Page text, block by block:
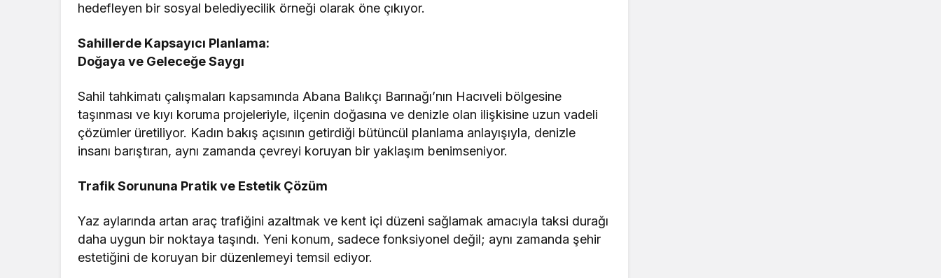
hedefleyen bir sosyal belediyecilik örneği olarak öne çıkıyor.
Sahillerde Kapsayıcı Planlama:
Doğaya ve Geleceğe Saygı
Sahil tahkimatı çalışmaları kapsamında Abana Balıkçı Barınağı’nın Hacıveli bölgesine
taşınması ve kıyı koruma projeleriyle, ilçenin doğasına ve denizle olan ilişkisine uzun vadeli
çözümler üretiliyor. Kadın bakış açısının getirdiği bütüncül planlama anlayışıyla, denizle
insanı barıştıran, aynı zamanda çevreyi koruyan bir yaklaşım benimseniyor.
Trafik Sorununa Pratik ve Estetik Çözüm
Yaz aylarında artan araç trafiğini azaltmak ve kent içi düzeni sağlamak amacıyla taksi durağı
daha uygun bir noktaya taşındı. Yeni konum, sadece fonksiyonel değil; aynı zamanda şehir
estetiğini de koruyan bir düzenlemeyi temsil ediyor.